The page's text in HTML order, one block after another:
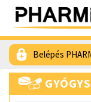
Belépés